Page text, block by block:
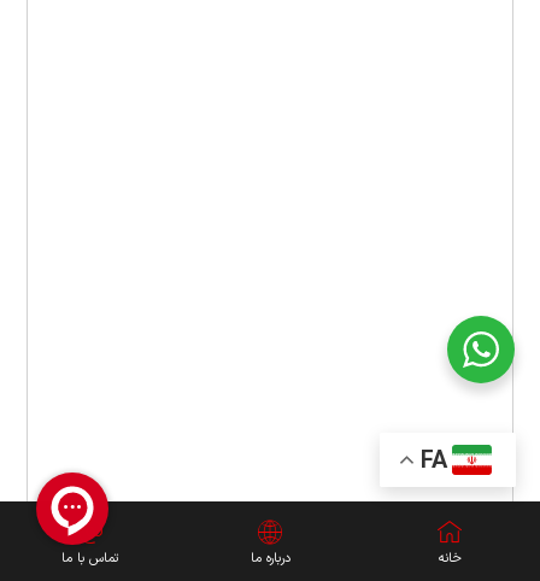
خانه درباره ما تماس با ما
FA